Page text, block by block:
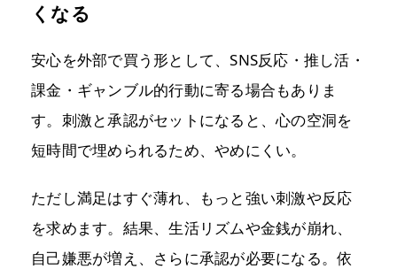
くなる
安心を外部で買う形として、SNS反応・推し活・
課金・ギャンブル的行動に寄る場合もありま
す。刺激と承認がセットになると、心の空洞を
短時間で埋められるため、やめにくい。
ただし満足はすぐ薄れ、もっと強い刺激や反応
を求めます。結果、生活リズムや金銭が崩れ、
自己嫌悪が増え、さらに承認が必要になる。依